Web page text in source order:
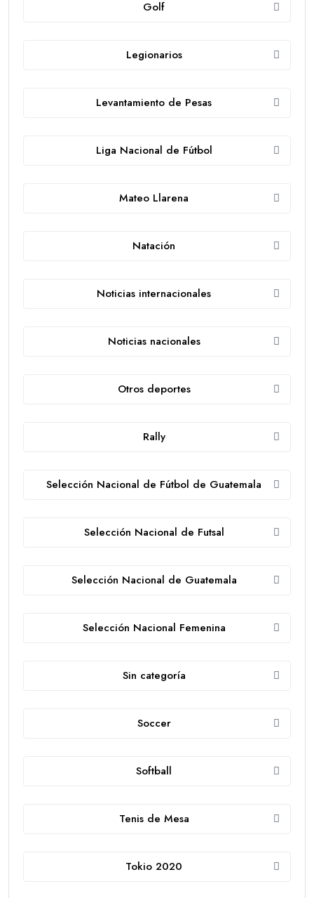
Golf
Legionarios
Levantamiento de Pesas
Liga Nacional de Fútbol
Mateo Llarena
Natación
Noticias internacionales
Noticias nacionales
Otros deportes
Rally
Selección Nacional de Fútbol de Guatemala
Selección Nacional de Futsal
Selección Nacional de Guatemala
Selección Nacional Femenina
Sin categoría
Soccer
Softball
Tenis de Mesa
Tokio 2020